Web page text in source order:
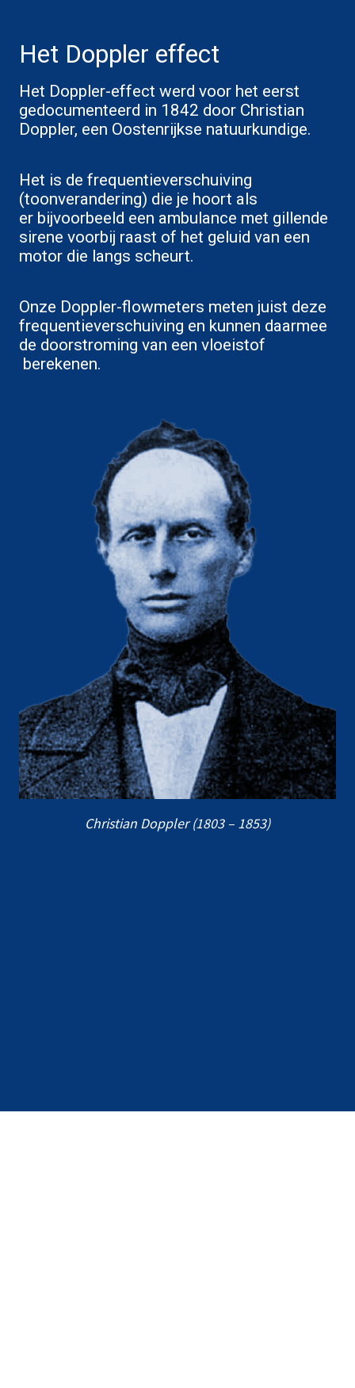
Het Doppler effect
Het Doppler-effect werd voor het eerst
gedocumenteerd in 1842 door Christian
Doppler, een Oostenrijkse natuurkundige.
Het is de frequentieverschuiving
(toonverandering) die je hoort als
er bijvoorbeeld een ambulance met gillende
sirene voorbij raast of het geluid van een
motor die langs scheurt.
Onze Doppler-flowmeters meten juist deze
frequentieverschuiving en kunnen daarmee
de doorstroming van een vloeistof
berekenen.
Christian Doppler (1803 – 1853)